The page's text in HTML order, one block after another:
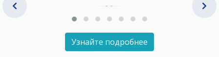
Узнайте подробнее